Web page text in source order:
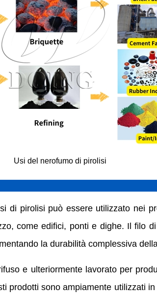
Usi del nerofumo di pirolisi
di pirolisi può essere utilizzato nei
come edifici, ponti e dighe. Il filo
la durabilità complessiva
e ulteriormente lavorato per
prodotti sono ampiamente utilizzati